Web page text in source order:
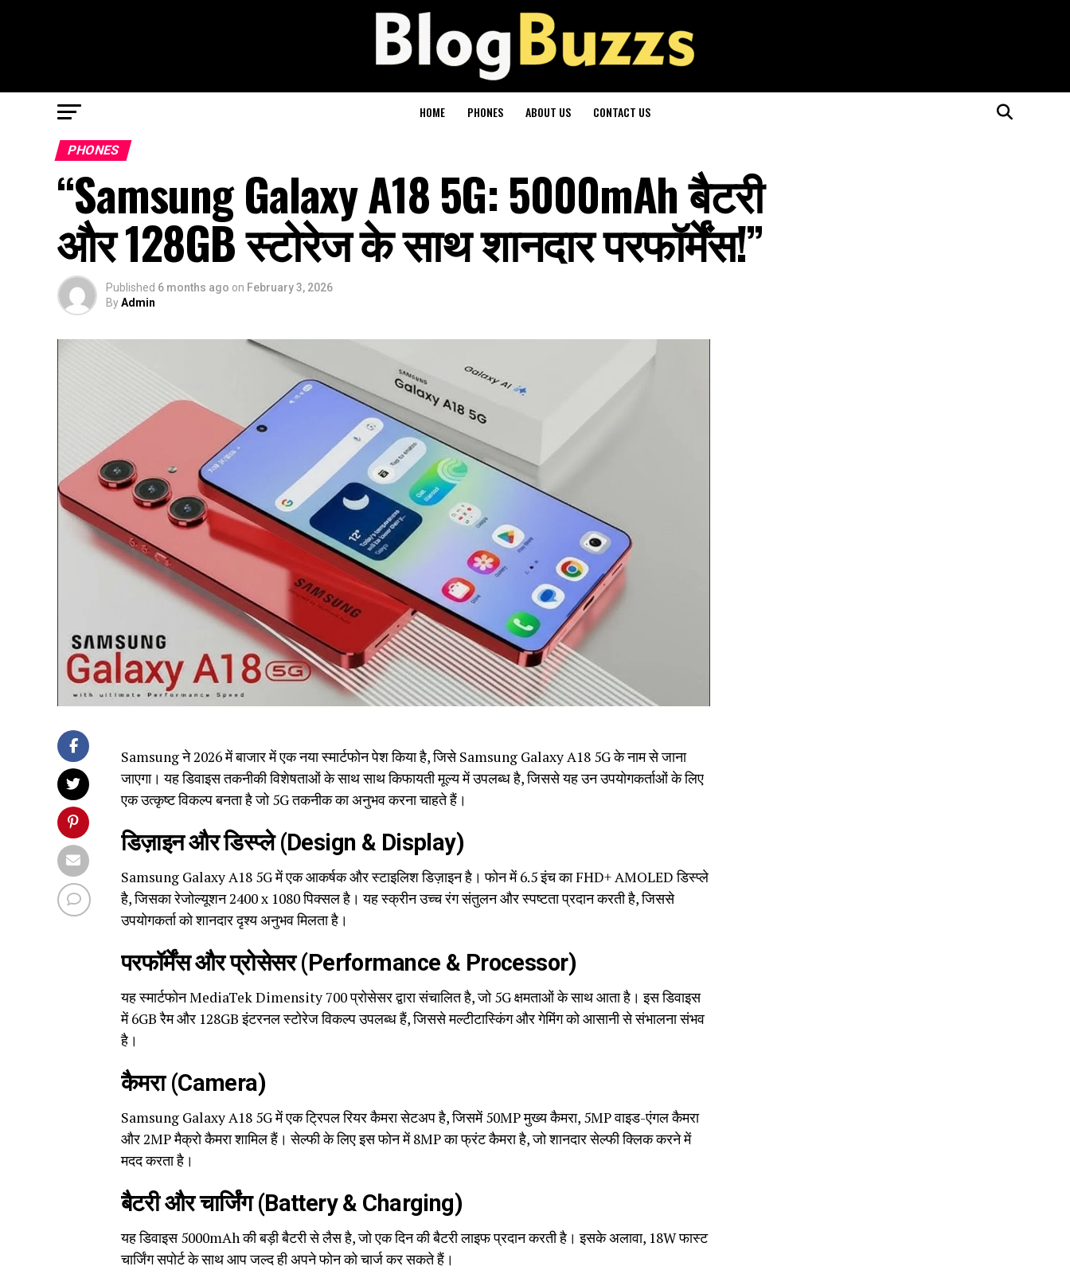
HOME PHONES ABOUT US CONTACT US
PHONES
“Samsung Galaxy A18 5G: 5000mAh बैटरी
और 128GB स्टोरेज के साथ शानदार परफॉर्मेंस!”
Published 6 months ago on February 3, 2026
ByAdmin
Samsung ने 2026 में बाजार में एक नया स्मार्टफोन पेश किया है, जिसे Samsung Galaxy A18 5G के नाम से जाना
जाएगा। यह डिवाइस तकनीकी विशेषताओं के साथ साथ किफायती मूल्य में उपलब्ध है, जिससे यह उन उपयोगकर्ताओं के लिए
एक उत्कृष्ट विकल्प बनता है जो 5G तकनीक का अनुभव करना चाहते हैं।
डिज़ाइन और डिस्प्ले (Design & Display)
Samsung Galaxy A18 5G में एक आकर्षक और स्टाइलिश डिज़ाइन है। फोन में 6.5 इंच का FHD+ AMOLED डिस्प्ले
है, जिसका रेजोल्यूशन 2400 x 1080 पिक्सल है। यह स्क्रीन उच्च रंग संतुलन और स्पष्टता प्रदान करती है, जिससे
उपयोगकर्ता को शानदार दृश्य अनुभव मिलता है।
परफॉर्मेंस और प्रोसेसर (Performance & Processor)
यह स्मार्टफोन MediaTek Dimensity 700 प्रोसेसर द्वारा संचालित है, जो 5G क्षमताओं के साथ आता है। इस डिवाइस
में 6GB रैम और 128GB इंटरनल स्टोरेज विकल्प उपलब्ध हैं, जिससे मल्टीटास्किंग और गेमिंग को आसानी से संभालना संभव
है।
कैमरा (Camera)
Samsung Galaxy A18 5G में एक ट्रिपल रियर कैमरा सेटअप है, जिसमें 50MP मुख्य कैमरा, 5MP वाइड-एंगल कैमरा
और 2MP मैक्रो कैमरा शामिल हैं। सेल्फी के लिए इस फोन में 8MP का फ्रंट कैमरा है, जो शानदार सेल्फी क्लिक करने में
मदद करता है।
बैटरी और चार्जिंग (Battery & Charging)
यह डिवाइस 5000mAh की बड़ी बैटरी से लैस है, जो एक दिन की बैटरी लाइफ प्रदान करती है। इसके अलावा, 18W फास्ट
चार्जिंग सपोर्ट के साथ आप जल्द ही अपने फोन को चार्ज कर सकते हैं।